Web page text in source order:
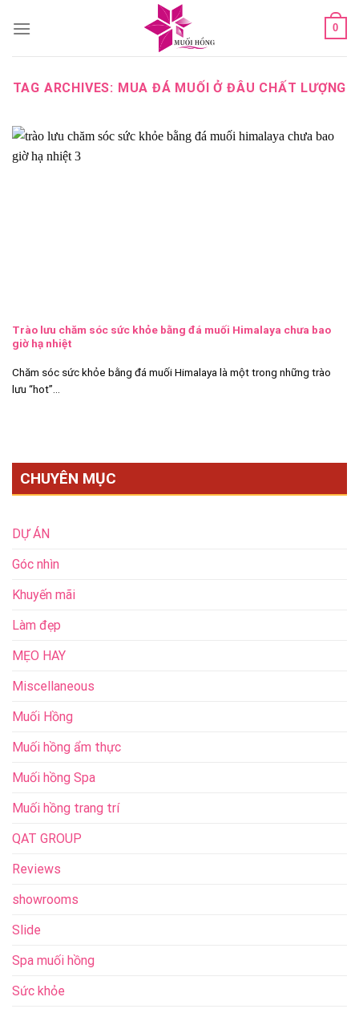
0
TAG ARCHIVES: MUA ĐÁ MUỐI Ở ĐÂU CHẤT LƯỢNG
Trào lưu chăm sóc sức khỏe bằng đá muối Himalaya chưa bao
giờ hạ nhiệt
Chăm sóc sức khỏe bằng đá muối Himalaya là một trong những trào
lưu “hot”...
CHUYÊN MỤC
DỰ ÁN
Góc nhìn
Khuyến mãi
Làm đẹp
MẸO HAY
Miscellaneous
Muối Hồng
Muối hồng ẩm thực
Muối hồng Spa
Muối hồng trang trí
QAT GROUP
Reviews
showrooms
Slide
Spa muối hồng
Sức khỏe